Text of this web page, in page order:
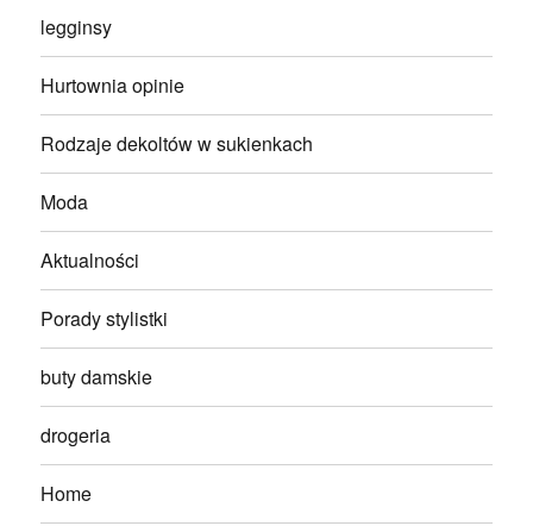
legginsy
Hurtownia opinie
Rodzaje dekoltów w sukienkach
Moda
Aktualności
Porady stylistki
buty damskie
drogeria
Home